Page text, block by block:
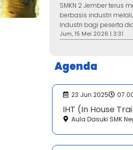
SMKN 2 Jember terus
berbasis industri
Industri bagi peserta
Jum, 15 Mei 2026 | 3:31
Agenda
23 Jun 2025
IHT (In House
Aula Dasuki SMK